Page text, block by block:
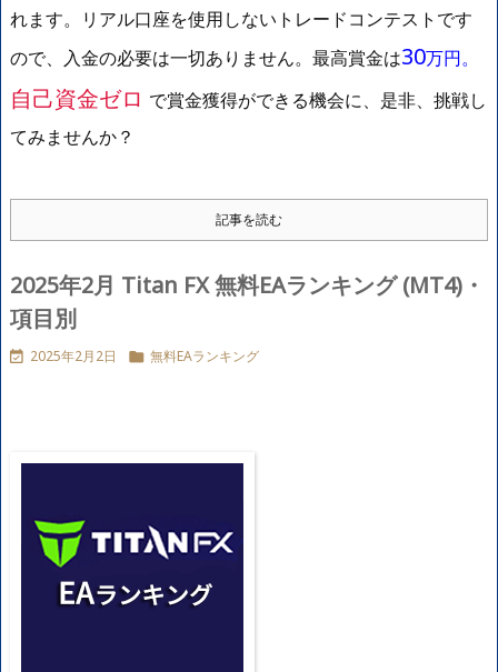
れます。リアル口座を使用しないトレードコンテストです
ので、入金の必要は一切ありません。最高賞金は30万円。
自己資金ゼロ で賞金獲得ができる機会に、是非、挑戦し
てみませんか？
記事を読む
2025年2月 Titan FX 無料EAランキング (MT4)・
項目別
 2025年2月2日  無料EAランキング